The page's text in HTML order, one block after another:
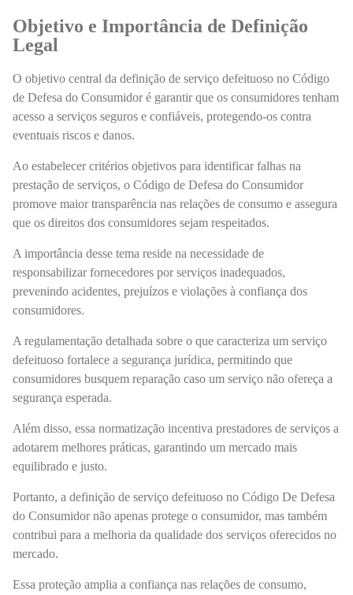
Objetivo e Importância de Definição
Legal
O objetivo central da definição de serviço defeituoso no Código
de Defesa do Consumidor é garantir que os consumidores tenham
acesso a serviços seguros e confiáveis, protegendo-os contra
eventuais riscos e danos.
Ao estabelecer critérios objetivos para identificar falhas na
prestação de serviços, o Código de Defesa do Consumidor
promove maior transparência nas relações de consumo e assegura
que os direitos dos consumidores sejam respeitados.
A importância desse tema reside na necessidade de
responsabilizar fornecedores por serviços inadequados,
prevenindo acidentes, prejuízos e violações à confiança dos
consumidores.
A regulamentação detalhada sobre o que caracteriza um serviço
defeituoso fortalece a segurança jurídica, permitindo que
consumidores busquem reparação caso um serviço não ofereça a
segurança esperada.
Além disso, essa normatização incentiva prestadores de serviços a
adotarem melhores práticas, garantindo um mercado mais
equilibrado e justo.
Portanto, a definição de serviço defeituoso no Código De Defesa
do Consumidor não apenas protege o consumidor, mas também
contribui para a melhoria da qualidade dos serviços oferecidos no
mercado.
Essa proteção amplia a confiança nas relações de consumo,